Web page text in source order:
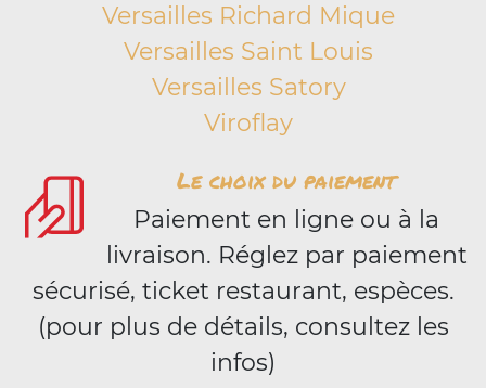
Versailles Richard Mique
Versailles Saint Louis
Versailles Satory
Viroflay
Le choix du paiement
Paiement en ligne ou à la
livraison. Réglez par paiement
sécurisé, ticket restaurant, espèces.
(pour plus de détails, consultez les
infos)